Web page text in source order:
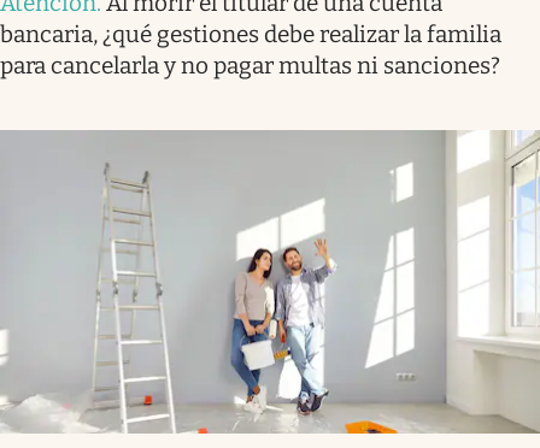
bancaria, ¿qué gestiones debe realizar la familia
para cancelarla y no pagar multas ni sanciones?